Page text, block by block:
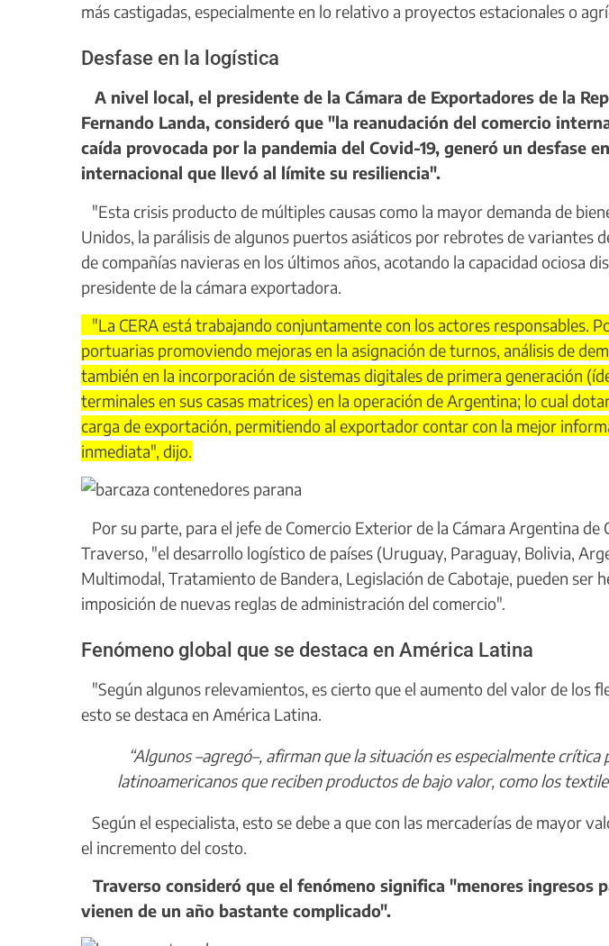
más castigadas, especialmente en lo relativo a proyectos estacionales o
Desfase en la logística
A nivel local, el presidente de la Cámara de Exportadores de la
Fernando Landa, consideró que "la reanudación del comercio
caída provocada por la pandemia del Covid-19, generó un desfase
internacional que llevó al límite su resiliencia".
"Esta crisis producto de múltiples causas como la mayor demanda de
Unidos, la parálisis de algunos puertos asiáticos por rebrotes de variantes
de compañías navieras en los últimos años, acotando la capacidad ociosa
presidente de la cámara exportadora.
"La CERA está trabajando conjuntamente con los actores responsables.
portuarias promoviendo mejoras en la asignación de turnos, análisis de
también en la incorporación de sistemas digitales de primera generación
terminales en sus casas matrices) en la operación de Argentina; lo cual
carga de exportación, permitiendo al exportador contar con la mejor
inmediata", dijo.
Por su parte, para el jefe de Comercio Exterior de la Cámara Argentina de
Traverso, "el desarrollo logístico de países (Uruguay, Paraguay, Bolivia,
Multimodal, Tratamiento de Bandera, Legislación de Cabotaje, pueden ser
imposición de nuevas reglas de administración del comercio".
Fenómeno global que se destaca en América Latina
"Según algunos relevamientos, es cierto que el aumento del valor de los
esto se destaca en América Latina.
“Algunos –agregó–, afirman que la situación es especialmente
latinoamericanos que reciben productos de bajo valor, como los
Según el especialista, esto se debe a que con las mercaderías de mayor
el incremento del costo.
Traverso consideró que el fenómeno significa "menores ingresos
vienen de un año bastante complicado".